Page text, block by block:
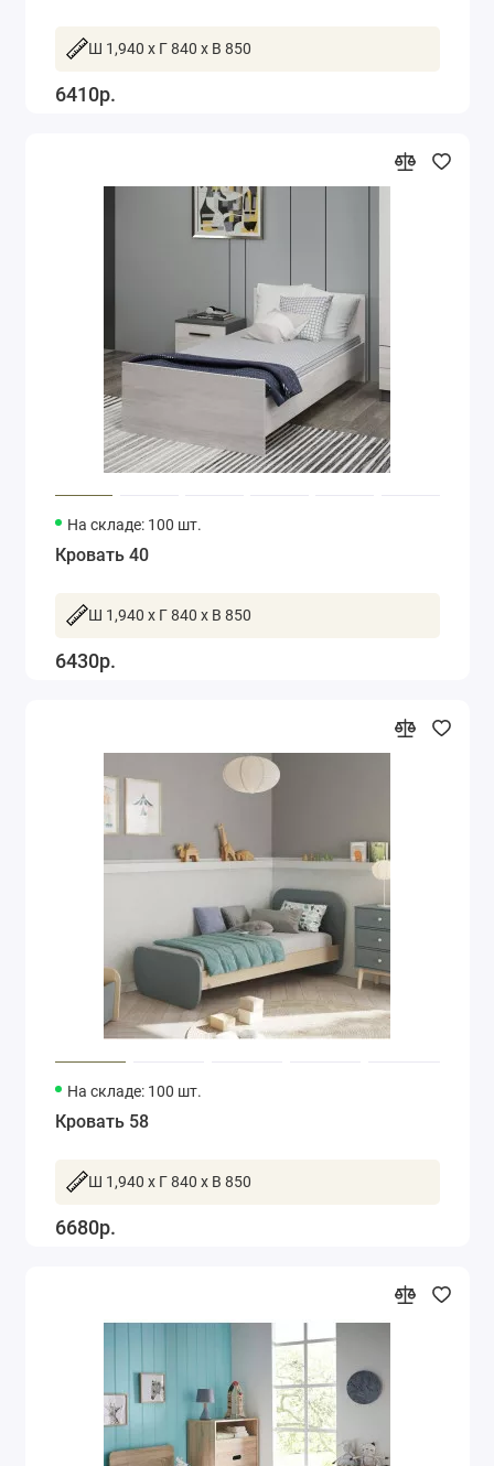
Ш 1,940 x Г 840 x В 850
6410р.
На складе: 100 шт.
Кровать 40
Ш 1,940 x Г 840 x В 850
6430р.
На складе: 100 шт.
Кровать 58
Ш 1,940 x Г 840 x В 850
6680р.